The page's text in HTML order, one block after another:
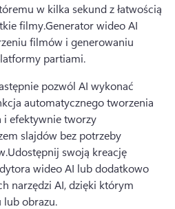
w kilka sekund z łatwością
filmy.Generator wideo AI
filmów i generowaniu
partiami.
pozwól AI wykonać
automatycznego tworzenia
i efektywnie tworzy
slajdów bez potrzeby
Udostępnij swoją kreację
wideo AI lub dodatkowo
narzędzi AI, dzięki którym
lub obrazu.